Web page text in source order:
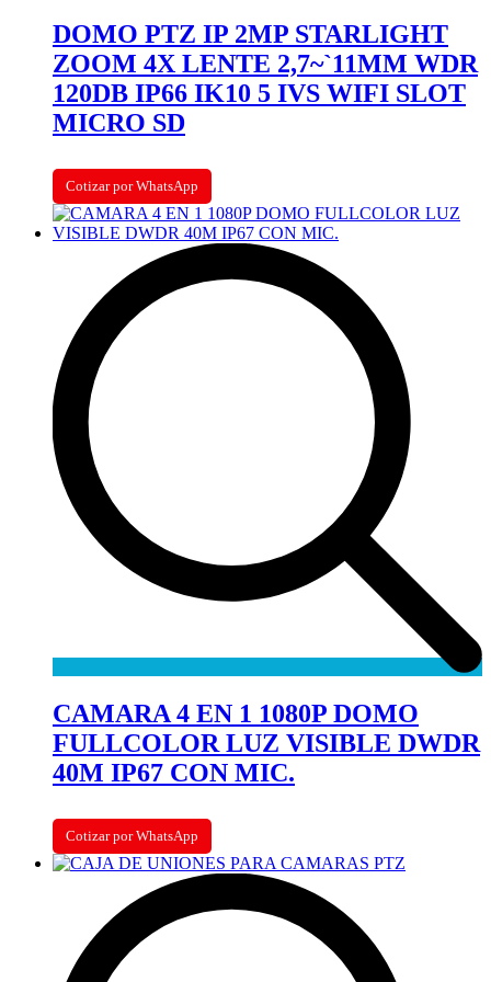
DOMO PTZ IP 2MP STARLIGHT
ZOOM 4X LENTE 2,7~`11MM WDR
120DB IP66 IK10 5 IVS WIFI SLOT
MICRO SD
Cotizar por WhatsApp
CAMARA 4 EN 1 1080P DOMO
FULLCOLOR LUZ VISIBLE DWDR
40M IP67 CON MIC.
Cotizar por WhatsApp